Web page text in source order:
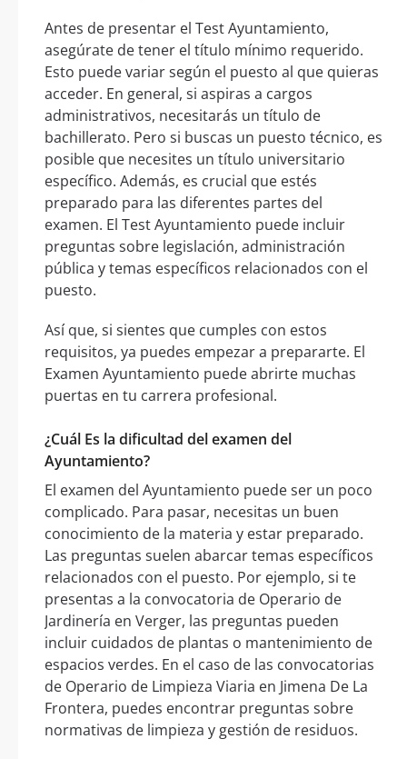
Antes de presentar el Test Ayuntamiento,
asegúrate de tener el título mínimo requerido.
Esto puede variar según el puesto al que quieras
acceder. En general, si aspiras a cargos
administrativos, necesitarás un título de
bachillerato. Pero si buscas un puesto técnico, es
posible que necesites un título universitario
específico. Además, es crucial que estés
preparado para las diferentes partes del
examen. El Test Ayuntamiento puede incluir
preguntas sobre legislación, administración
pública y temas específicos relacionados con el
puesto.
Así que, si sientes que cumples con estos
requisitos, ya puedes empezar a prepararte. El
Examen Ayuntamiento puede abrirte muchas
puertas en tu carrera profesional.
¿Cuál Es la dificultad del examen del
Ayuntamiento?
El examen del Ayuntamiento puede ser un poco
complicado. Para pasar, necesitas un buen
conocimiento de la materia y estar preparado.
Las preguntas suelen abarcar temas específicos
relacionados con el puesto. Por ejemplo, si te
presentas a la convocatoria de Operario de
Jardinería en Verger, las preguntas pueden
incluir cuidados de plantas o mantenimiento de
espacios verdes. En el caso de las convocatorias
de Operario de Limpieza Viaria en Jimena De La
Frontera, puedes encontrar preguntas sobre
normativas de limpieza y gestión de residuos.